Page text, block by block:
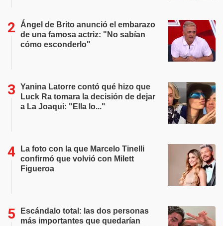
Ángel de Brito anunció el embarazo
de una famosa actriz: "No sabían
cómo esconderlo"
Yanina Latorre contó qué hizo que
Luck Ra tomara la decisión de dejar
a La Joaqui: "Ella lo..."
La foto con la que Marcelo Tinelli
confirmó que volvió con Milett
Figueroa
Escándalo total: las dos personas
más importantes que quedarían